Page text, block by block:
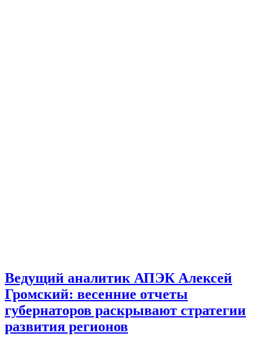
Ведущий аналитик АПЭК Алексей
Громский: весенние отчеты
губернаторов раскрывают стратегии
развития регионов